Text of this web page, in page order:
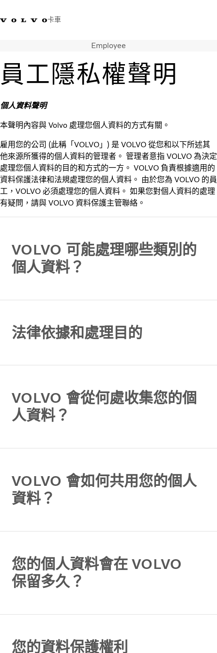
卡車
登入查找經銷商
運輸解決方案
運輸需求
服務
新聞與媒體
關於我們
查找經銷商
聯絡我們
Employee
員工隱私權聲明
個人資料聲明
本聲明內容與 Volvo 處理您個人資料的方式有關。
雇用您的公司 (此稱「VOLVO」) 是 VOLVO 從您和以下所述其
他來源所獲得的個人資料的管理者。 管理者意指 VOLVO 為決定
處理您個人資料的目的和方式的一方。 VOLVO 負責根據適用的
資料保護法律和法規處理您的個人資料。 由於您為 VOLVO 的員
工，VOLVO 必須處理您的個人資料。 如果您對個人資料的處理
有疑問，請與 VOLVO 資料保護主管聯絡。
VOLVO 可能處理哪些類別的
個人資料？
法律依據和處理目的
VOLVO 會從何處收集您的個
人資料？
VOLVO 會如何共用您的個人
資料？
您的個人資料會在 VOLVO
保留多久？
您的資料保護權利